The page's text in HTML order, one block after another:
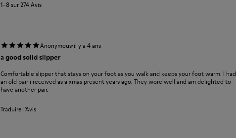
1–8 sur 274 Avis
Anonymous·il y a 4 ans
a good solid slipper
Comfortable slipper that stays on your foot as you walk and keeps your foot warm. I had
an old pair i received as a xmas present years ago. They wore well and am delighted to
have another pair.
Traduire l'Avis